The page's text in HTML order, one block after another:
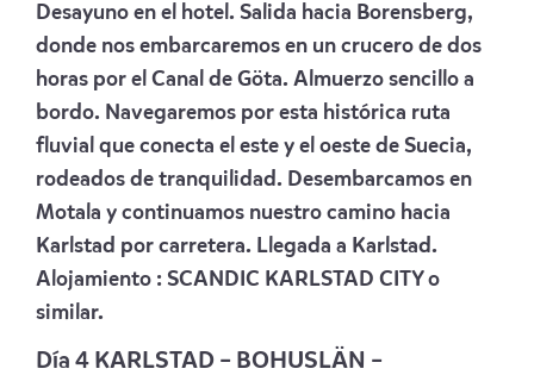
Desayuno en el hotel. Salida hacia Borensberg,
donde nos embarcaremos en un crucero de dos
horas por el Canal de Göta. Almuerzo sencillo a
bordo. Navegaremos por esta histórica ruta
fluvial que conecta el este y el oeste de Suecia,
rodeados de tranquilidad. Desembarcamos en
Motala y continuamos nuestro camino hacia
Karlstad por carretera. Llegada a Karlstad.
Alojamiento : SCANDIC KARLSTAD CITYo
similar.
Día 4 KARLSTAD – BOHUSLÄN –